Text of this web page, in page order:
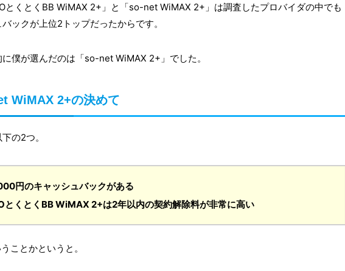
とくとくBB WiMAX 2+」と「so-net WiMAX 2+」は調査したプロバイダの中でも
ックが上位2トップだったからです。
僕が選んだのは「so-net WiMAX 2+」でした。
WiMAX 2+の決めて
の2つ。
円のキャッシュバックがある
とくとくBB WiMAX 2+は2年以内の契約解除料が非常に高い
ことかというと。